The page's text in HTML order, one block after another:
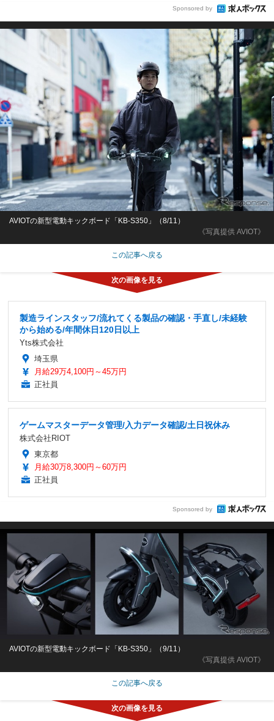
Sponsored by
《写真提供 AVIOT》
AVIOTの新型電動キックボード「KB-S350」（8/11）
この記事へ戻る
製造ラインスタッフ/流れてくる製品の確認・手直し/未経験
から始める/年間休日120日以上
Yts株式会社
埼玉県
月給29万4,100円～45万円
正社員
ゲームマスターデータ管理/入力データ確認/土日祝休み
株式会社RIOT
東京都
月給30万8,300円～60万円
正社員
Sponsored by
《写真提供 AVIOT》
AVIOTの新型電動キックボード「KB-S350」（9/11）
この記事へ戻る